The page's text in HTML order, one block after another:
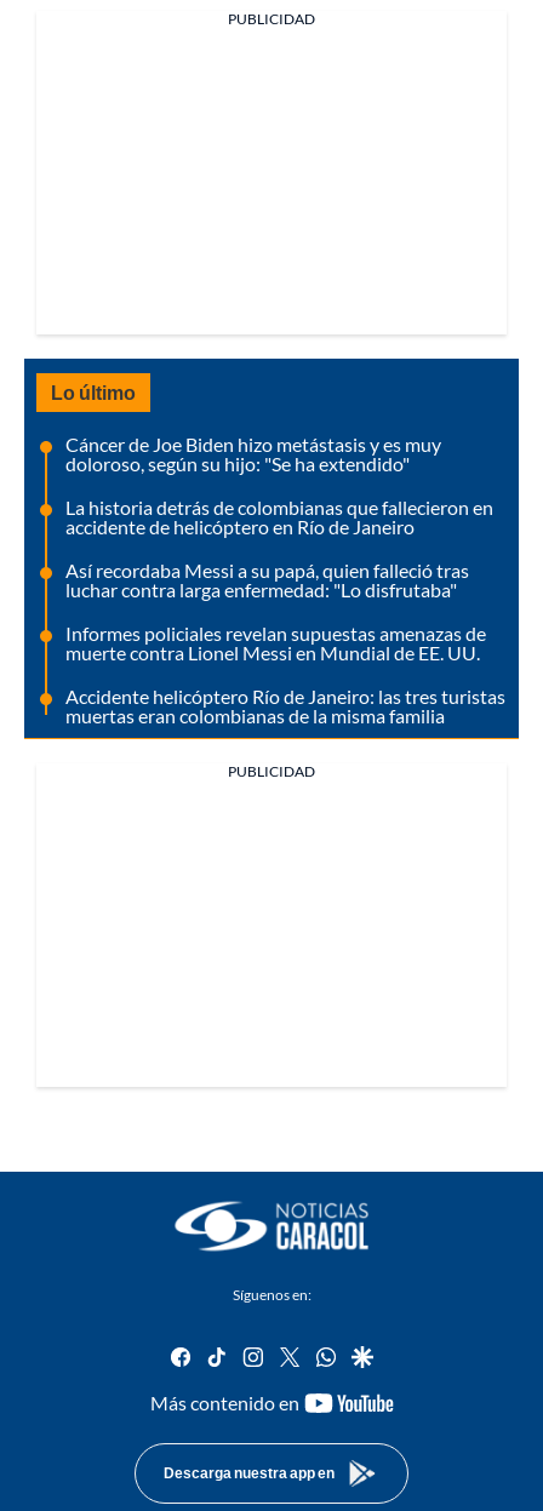
PUBLICIDAD
Lo último
Cáncer de Joe Biden hizo metástasis y es muy
doloroso, según su hijo: "Se ha extendido"
La historia detrás de colombianas que fallecieron en
accidente de helicóptero en Río de Janeiro
Así recordaba Messi a su papá, quien falleció tras
luchar contra larga enfermedad: "Lo disfrutaba"
Informes policiales revelan supuestas amenazas de
muerte contra Lionel Messi en Mundial de EE. UU.
Accidente helicóptero Río de Janeiro: las tres turistas
muertas eran colombianas de la misma familia
PUBLICIDAD
Síguenos en:
facebook
tiktok instagram
twitterwhatsapp
google
Más contenido en
youtube-
Descarga nuestra app en